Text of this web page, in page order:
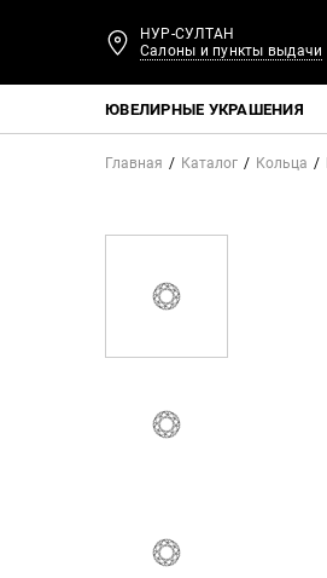
НУР-СУЛТАН
Салоны и пункты выдачи
ЮВЕЛИРНЫЕ УКРАШЕНИЯ
Главная Каталог Кольца